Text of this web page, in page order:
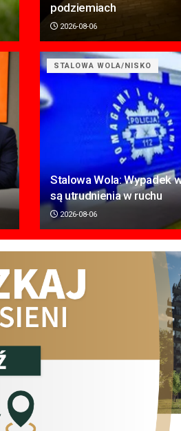
podziemiach
2026-08-06
STALOWA WOLA/NISKO
Stalowa Wola: Wypadek
są utrudnienia w ruchu
2026-08-06